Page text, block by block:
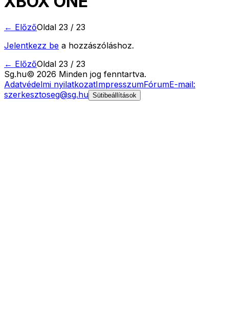
← ElőzőOldal 23 / 23
Jelentkezz be a hozzászóláshoz.
← ElőzőOldal 23 / 23
Sg.hu© 2026 Minden jog fenntartva.
Adatvédelmi nyilatkozatImpresszumFórumE-mail:
szerkesztoseg@sg.hu Sütibeállítások